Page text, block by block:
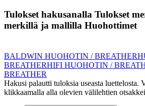
Tulokset hakusanalla Tulokset
merkillä ja mallilla Huohottimet
BALDWIN HUOHOTIN / BREATHER
BREATHERHIFI HUOHOTIN /
BREATHER
Hakusi palautti tuloksia useasta luettelosta.
klikkaamalla alla olevien välilehtien